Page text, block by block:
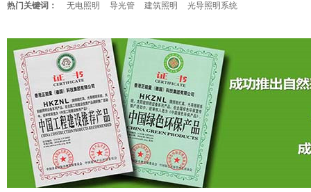
热门关键词： 无电照明 导光管 建筑照明 光导照明系统